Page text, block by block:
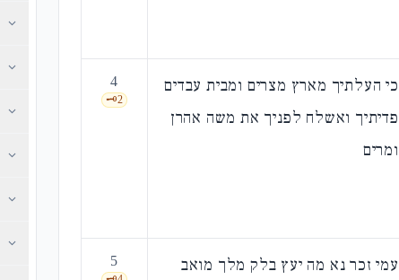
4
🗝️2
כי העלתיך מארץ מצרים ומבית עבדים
פדיתיך ואשלח לפניך את משה אהרן
ומרים
5
עמי זכר נא מה יעץ בלק מלך מואב